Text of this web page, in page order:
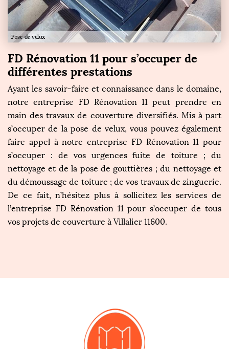
FD Rénovation 11 pour s’occuper de
différentes prestations
Ayant les savoir-faire et connaissance dans le domaine,
notre entreprise FD Rénovation 11 peut prendre en
main des travaux de couverture diversifiés. Mis à part
s’occuper de la pose de velux, vous pouvez également
faire appel à notre entreprise FD Rénovation 11 pour
s’occuper : de vos urgences fuite de toiture ; du
nettoyage et de la pose de gouttières ; du nettoyage et
du démoussage de toiture ; de vos travaux de zinguerie.
De ce fait, n’hésitez plus à sollicitez les services de
l’entreprise FD Rénovation 11 pour s’occuper de tous
vos projets de couverture à Villalier 11600.